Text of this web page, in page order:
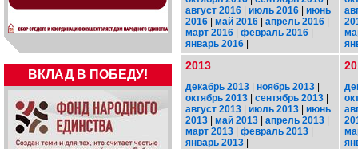
ВКЛАД В ПОБЕДУ!
август 2016 | июль 2016 | июнь
2016 | май 2016 | апрель 2016 |
март 2016 | февраль 2016 |
январь 2016 |
2013
декабрь 2013 | ноябрь 2013 |
октябрь 2013 | сентябрь 2013 |
август 2013 | июль 2013 | июнь
2013 | май 2013 | апрель 2013 |
март 2013 | февраль 2013 |
январь 2013 |